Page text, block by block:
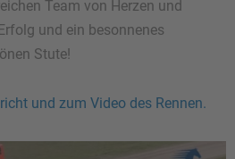
Team von Herzen und
und ein besonnenes
Stute!
und zum Video des Rennen.